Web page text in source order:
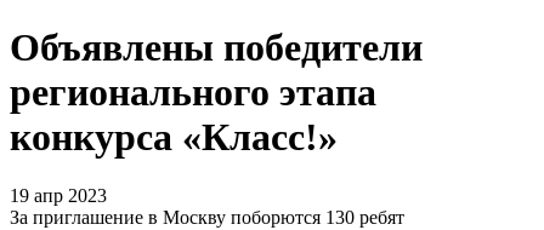
Объявлены победители
регионального этапа
конкурса «Класс!»
19 апр 2023
За приглашение в Москву поборются 130 ребят